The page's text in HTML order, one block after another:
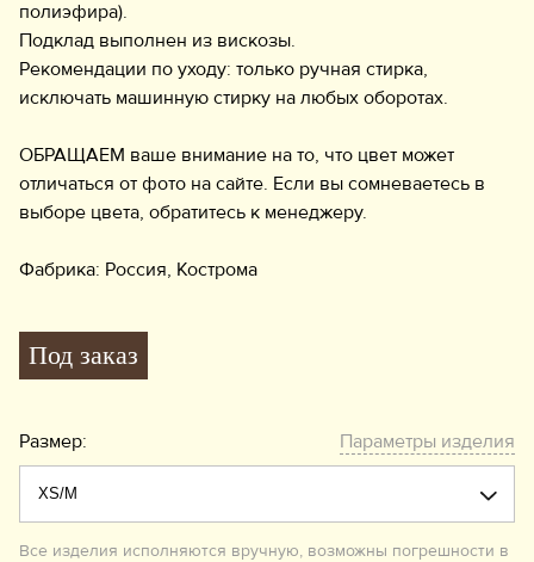
полиэфира).
Подклад выполнен из вискозы.
Рекомендации по уходу: только ручная стирка,
исключать машинную стирку на любых оборотах.
ОБРАЩАЕМ ваше внимание на то, что цвет может
отличаться от фото на сайте. Если вы сомневаетесь в
выборе цвета, обратитесь к менеджеру.
Фабрика: Россия, Кострома
Под заказ
Размер: Параметры изделия
Все изделия исполняются вручную, возможны погрешности в